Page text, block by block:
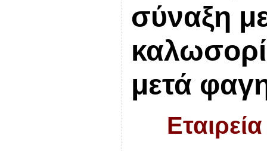
σύναξη
μετά